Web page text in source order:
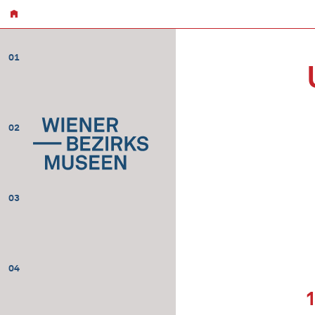
01
02
03
04